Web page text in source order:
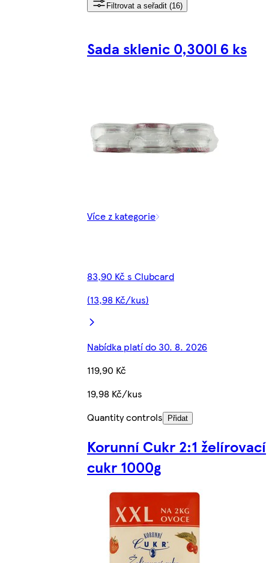
Filtrovat a seřadit (16)
Sada sklenic 0,300l 6 ks
Více z kategorie
83,90 Kč s Clubcard
(13,98 Kč/kus)
Nabídka platí do 30. 8. 2026
119,90 Kč
19,98 Kč/kus
Quantity controls
Přidat
Korunní Cukr 2:1 želírovací
cukr 1000g